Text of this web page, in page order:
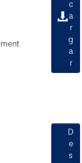
c
a
r
g
a
r
D
e
s